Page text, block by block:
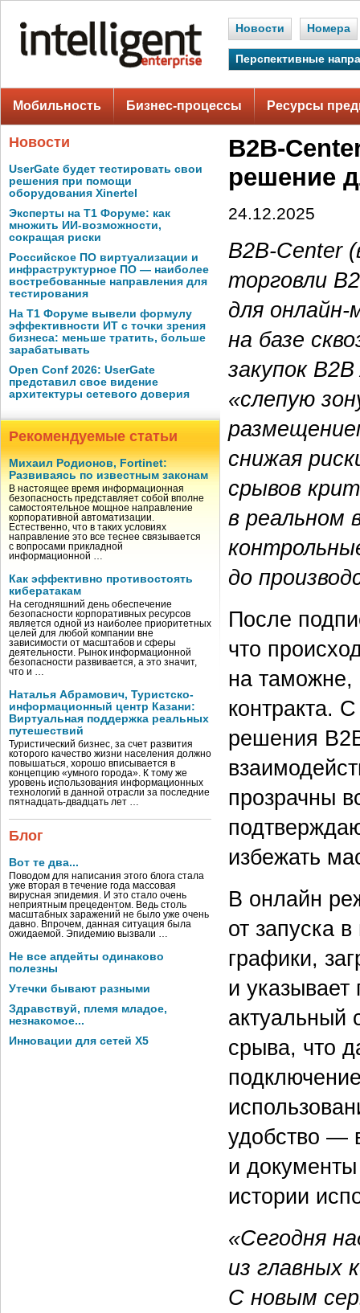
Новости Номера
Перспективные
Мобильность Бизнес-процессы Ресурсы
Новости
UserGate будет тестировать свои
решения при помощи
оборудования Xinertel
Эксперты на Т1 Форуме: как
множить ИИ-возможности,
сокращая риски
Российское ПО виртуализации и
инфраструктурное ПО — наиболее
востребованные направления для
тестирования
На Т1 Форуме вывели формулу
эффективности ИТ с точки зрения
бизнеса: меньше тратить, больше
зарабатывать
Open Conf 2026: UserGate
представил свое видение
архитектуры сетевого доверия
Рекомендуемые статьи
Михаил Родионов, Fortinet:
Развиваясь по известным законам
В настоящее время информационная
безопасность представляет собой вполне
самостоятельное мощное направление
корпоративной автоматизации.
Естественно, что в таких условиях
направление это все теснее связывается
с вопросами прикладной
информационной …
Как эффективно противостоять
кибератакам
На сегодняшний день обеспечение
безопасности корпоративных ресурсов
является одной из наиболее приоритетных
целей для любой компании вне
зависимости от масштабов и сферы
деятельности. Рынок информационной
безопасности развивается, а это значит,
что и …
Наталья Абрамович, Туристско-
информационный центр Казани:
Виртуальная поддержка реальных
путешествий
Туристический бизнес, за счет развития
которого качество жизни населения должно
повышаться, хорошо вписывается в
концепцию «умного города». К тому же
уровень использования информационных
технологий в данной отрасли за последние
пятнадцать-двадцать лет …
Блог
Вот те два...
Поводом для написания этого блога стала
уже вторая в течение года массовая
вирусная эпидемия. И это стало очень
неприятным прецедентом. Ведь столь
масштабных заражений не было уже очень
давно. Впрочем, данная ситуация была
ожидаемой. Эпидемию вызвали …
Не все апдейты одинаково
полезны
Утечки бывают разными
Здравствуй, племя младое,
незнакомое...
Инновации для сетей X5
B2B-
решение
24.12.2025
B2B-Center
торговли
для
на базе
закупок
«слепую
снижая
срывов
в реальном
до
После
что
на таможне,
контракта.
решения
прозрачны
избежать
В онлайн
от запуска
графики,
и указывает
актуальный
срыва, что
удобство —
и
истории
«Сегодня
из главных
С новым